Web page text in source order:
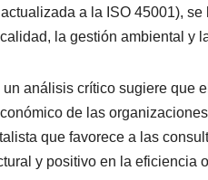
I
n
s
a la ISO 45001),
la gestión ambiental y
análisis crítico sugiere que
de las
que favorece a las
y positivo en la eficiencia